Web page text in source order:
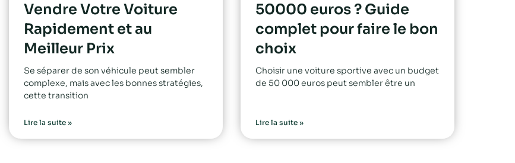
Vendre Votre Voiture
Rapidement et au
Meilleur Prix
Se séparer de son véhicule peut sembler
complexe, mais avec les bonnes stratégies,
cette transition
Lire la suite »
50000 euros ? Guide
complet pour faire le bon
choix
Choisir une voiture sportive avec un budget
de 50 000 euros peut sembler être un
Lire la suite »